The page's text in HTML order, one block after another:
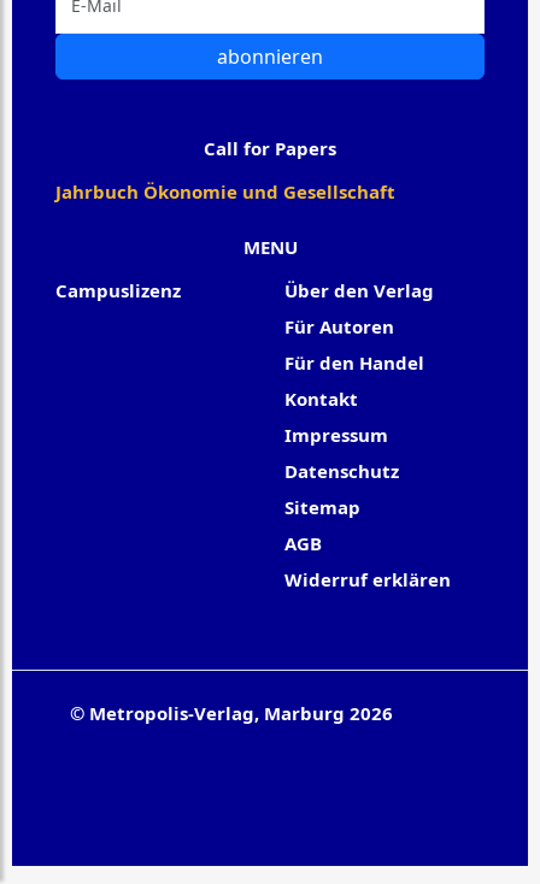
MENU
Campuslizenz
Über den Verlag
Für Autoren
Für den Handel
Kontakt
Impressum
Datenschutz
Sitemap
AGB
Widerruf erklären
abonnieren
Call for Papers
Jahrbuch Ökonomie und Gesellschaft
© Metropolis-Verlag, Marburg 2026